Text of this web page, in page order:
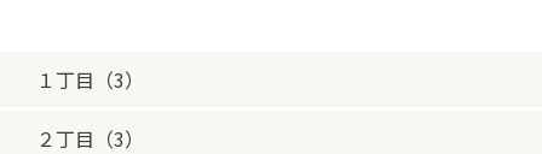
１丁目（3）
２丁目（3）